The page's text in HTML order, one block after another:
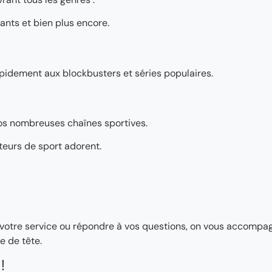
et bien plus encore.
aux blockbusters et séries populaires.
nombreuses chaînes sportives.
de sport adorent.
service ou répondre à vos questions, on vous
de tête.